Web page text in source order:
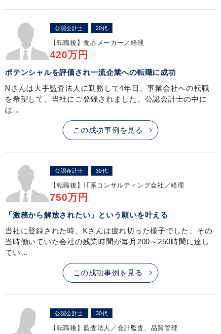
公認会計士 20代
【転職後】食品メーカー／経理
420万円
ポテンシャルを評価され一流企業への転職に成功
Nさんは大手監査法人に勤務して4年目。事業会社への転職
を希望して、当社にご登録されました。公認会計士の中に
は…
この成功事例を見る
公認会計士 30代
【転職後】 IT系コンサルティング会社／経理
750万円
「激務から解放されたい」という願いを叶える
当社に登録された時、Kさんは疲れ切った様子でした。その
当時働いていた会社の残業時間が毎月200～250時間に達し
てい…
この成功事例を見る
公認会計士 30代
【転職後】 監査法人／会計監査、品質管理